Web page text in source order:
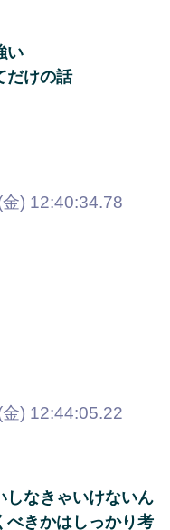
い
だけの話
) 12:40:34.78
) 12:44:05.22
しなきゃいけないん
べきかはしっかり考